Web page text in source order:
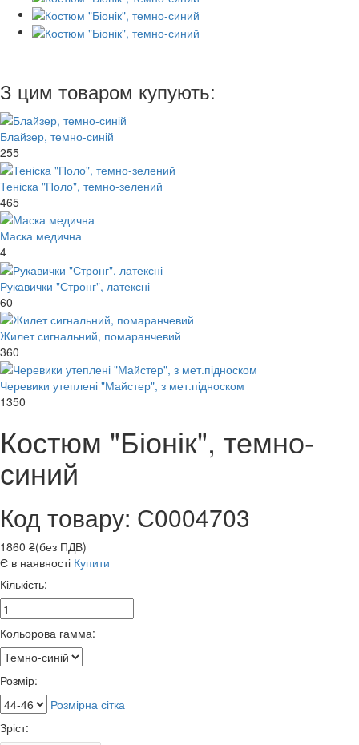
З цим товаром купують:
Блайзер, темно-синій
255
Теніска "Поло", темно-зелений
465
Маска медична
4
Рукавички "Стронг", латексні
60
Жилет сигнальний, помаранчевий
360
Черевики утеплені "Майстер", з мет.підноском
1350
Костюм "Біонік", темно-
синий
Код товару: С0004703
1860 ₴(без ПДВ)
Є в наявності Купити
Кількість:
Кольорова гамма:
Розмір:
Розмірна сітка
Зріст: